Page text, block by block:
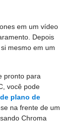
em um vídeo
Depois
mesmo em um
pronto para
você pode
plano de
se na frente de um
Chroma